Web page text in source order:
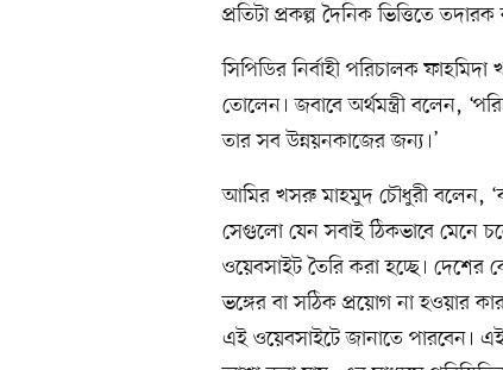
প্রতিটা প্রকল্প দৈনিক ভিত্তিতে তদারক
সিপিডির নির্বাহী পরিচালক
তোলেন। জবাবে অর্থমন্ত্রী বলেন,
তার সব উন্নয়নকাজের জন্য।’
আমির খসরু মাহমুদ চৌধুরী বলেন,
সেগুলো যেন সবাই ঠিকভাবে মেনে
ওয়েবসাইট তৈরি করা হচ্ছে।​
ভঙ্গের বা সঠিক প্রয়োগ না হওয়ার
এই ওয়েবসাইটে জানাতে পারবেন।